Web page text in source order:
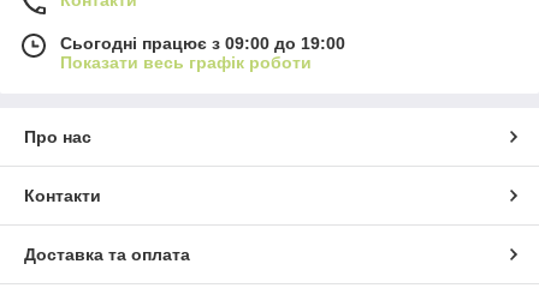
Сьогодні працює з 09:00 до 19:00
Показати весь графік роботи
Про нас
Контакти
Доставка та оплата